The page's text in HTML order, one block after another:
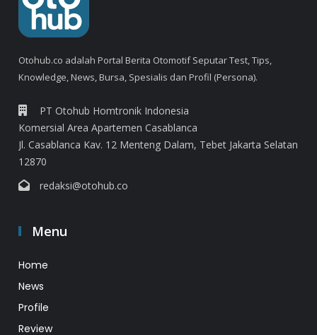
Otohub.co adalah Portal Berita Otomotif Seputar Test, Tips,
Knowledge, News, Bursa, Spesialis dan Profil (Persona).
PT Otohub Homtronik Indonesia
Komersial Area Apartemen Casablanca
Jl. Casablanca Kav. 12 Menteng Dalam, Tebet Jakarta Selatan
12870
redaksi@otohub.co
Menu
Home
News
Profile
Review